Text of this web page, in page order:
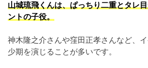
山城琉飛くんは、ぱっちり二重とタレ
ントの子役。
神木隆之介さんや窪田正孝さんなど、
少期を演じることが多いです。